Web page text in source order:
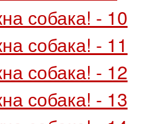
собака! - 10
собака! - 11
собака! - 12
собака! - 13